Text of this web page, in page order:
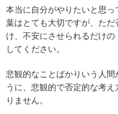
本当に自分がやりたいと思
葉はとても大切ですが、た
け、不安にさせられるだけ
してください。
悲観的なことばかりいう人
うに、悲観的で否定的な考
りません。